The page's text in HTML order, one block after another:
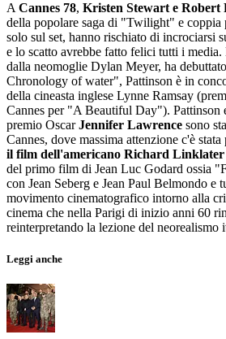
A Cannes 78, Kristen Stewart e Robert
della popolare saga di "Twilight" e coppia
solo sul set, hanno rischiato di incrociarsi
e lo scatto avrebbe fatto felici tutti i media.
dalla neomoglie Dylan Meyer, ha
Chronology of water", Pattinson è in
della cineasta inglese Lynne Ramsay
Cannes per "A Beautiful Day"). Pattinson
premio OscarJennifer Lawrence sono
Cannes, dove massima attenzione c'è stata
il film dell'americano Richard Linklater
del primo film di Jean Luc Godard ossia
con Jean Seberg e Jean Paul Belmondo e
movimento cinematografico intorno alla
cinema che nella Parigi di inizio anni 60
reinterpretando la lezione del neorealismo
Leggi anche